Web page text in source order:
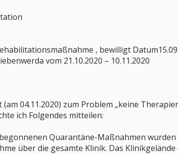
, bewilligt
vom 21.10.2020 – 10.11.2020
04.11.2020) zum Problem „keine
ich Folgendes mitteilen:
Quarantäne-Maßnahmen
über die gesamte Klinik. Das